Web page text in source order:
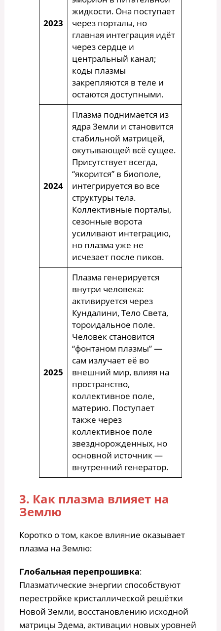
2023
жидкости. Она поступает
через порталы, но
главная интеграция идёт
через сердце и
центральный канал;
коды плазмы
закрепляются в теле и
остаются доступными.
2024
Плазма поднимается из
ядра Земли и становится
стабильной матрицей,
окутывающей всё сущее.
Присутствует всегда,
“якорится” в биополе,
интегрируется во все
структуры тела.
Коллективные порталы,
сезонные ворота
усиливают интеграцию,
но плазма уже не
исчезает после пиков.
2025
Плазма генерируется
внутри человека:
активируется через
Кундалини, Тело Света,
тороидальное поле.
Человек становится
“фонтаном плазмы” —
сам излучает её во
внешний мир, влияя на
пространство,
коллективное поле,
материю. Поступает
также через
коллективное поле
звезднорожденных, но
основной источник —
внутренний генератор.
3. Как плазма влияет на
Землю
Коротко о том, какое влияние оказывает
плазма на Землю:
Глобальная перепрошивка:
Плазматические энергии способствуют
перестройке кристаллической решётки
Новой Земли, восстановлению исходной
матрицы Эдема, активации новых уровней